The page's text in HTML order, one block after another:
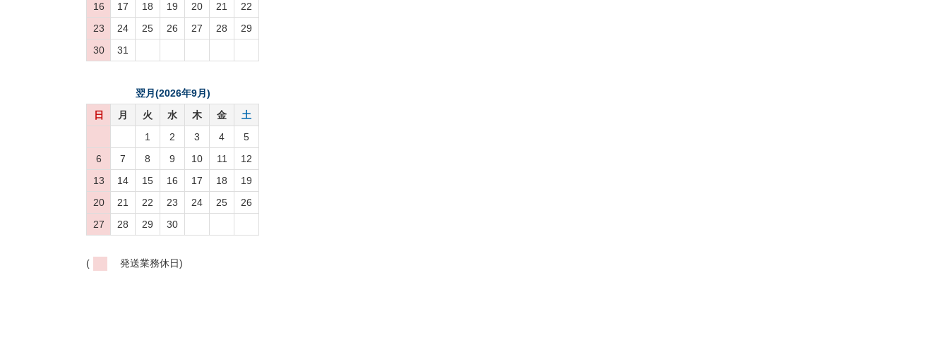
16
17 18 19 20 21
22
23
24 25 26 27 28
29
30
31
翌月(2026年9月)
日
月 火 水 木 金
土
1
2 3 4
5
6
7 8 9 10 11
12
13
14 15 16 17 18
19
20
21 22 23 24 25
26
27
28 29 30
( 発送業務休日)